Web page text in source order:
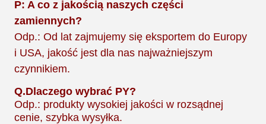
P: A co z jakością naszych części
zamiennych?
Odp.: Od lat zajmujemy się eksportem do Europy
i USA, jakość jest dla nas najważniejszym
czynnikiem.
Q.Dlaczego wybrać PY?
Odp.: produkty wysokiej jakości w rozsądnej
cenie, szybka wysyłka.